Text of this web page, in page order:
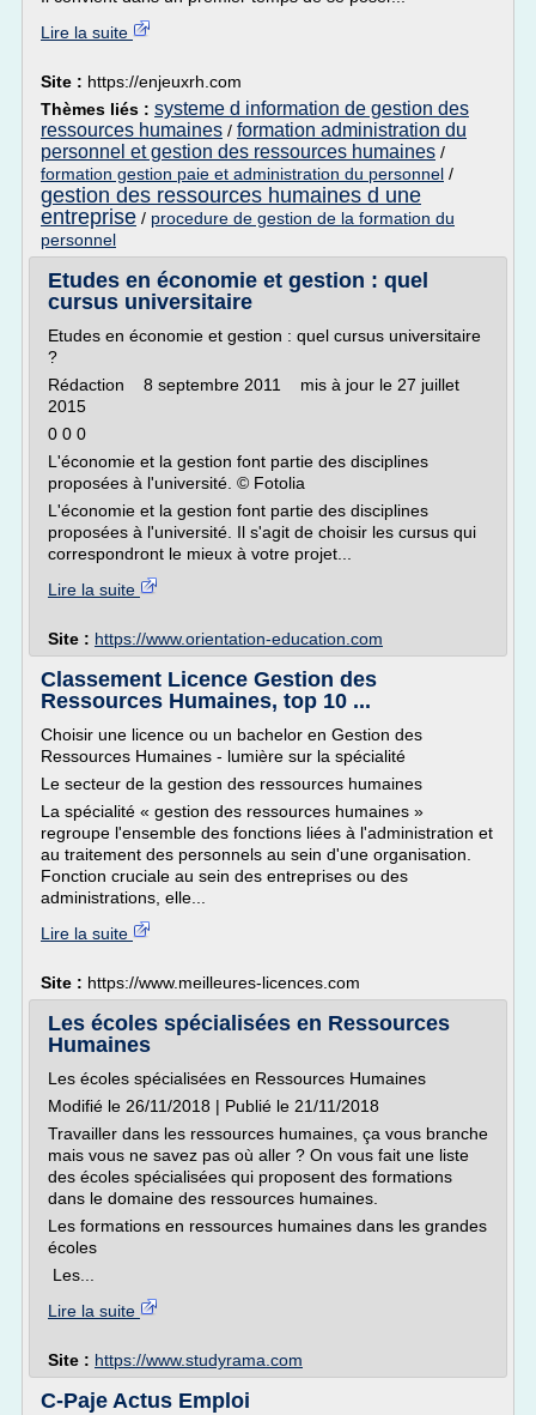
Lire la suite
Site : https://enjeuxrh.com
Thèmes liés : systeme d information de gestion des
ressources humaines / formation administration du
personnel et gestion des ressources humaines /
formation gestion paie et administration du personnel /
gestion des ressources humaines d une
entreprise / procedure de gestion de la formation du
personnel
Etudes en économie et gestion : quel
cursus universitaire
Etudes en économie et gestion : quel cursus universitaire
?
Rédaction 8 septembre 2011 mis à jour le 27 juillet
2015
0 0 0
L'économie et la gestion font partie des disciplines
proposées à l'université. © Fotolia
L'économie et la gestion font partie des disciplines
proposées à l'université. Il s'agit de choisir les cursus qui
correspondront le mieux à votre projet...
Lire la suite
Site : https://www.orientation-education.com
Classement Licence Gestion des
Ressources Humaines, top 10 ...
Choisir une licence ou un bachelor en Gestion des
Ressources Humaines - lumière sur la spécialité
Le secteur de la gestion des ressources humaines
La spécialité « gestion des ressources humaines »
regroupe l'ensemble des fonctions liées à l'administration et
au traitement des personnels au sein d'une organisation.
Fonction cruciale au sein des entreprises ou des
administrations, elle...
Lire la suite
Site : https://www.meilleures-licences.com
Les écoles spécialisées en Ressources
Humaines
Les écoles spécialisées en Ressources Humaines
Modifié le 26/11/2018 | Publié le 21/11/2018
Travailler dans les ressources humaines, ça vous branche
mais vous ne savez pas où aller ? On vous fait une liste
des écoles spécialisées qui proposent des formations
dans le domaine des ressources humaines.
Les formations en ressources humaines dans les grandes
écoles
Les...
Lire la suite
Site : https://www.studyrama.com
C-Paje Actus Emploi